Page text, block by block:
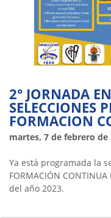
2° JORNADA
SELECCIONES
FORMACION
martes, 7 de febrero de
Ya está programada la
FORMACIÓN
del año 2023.